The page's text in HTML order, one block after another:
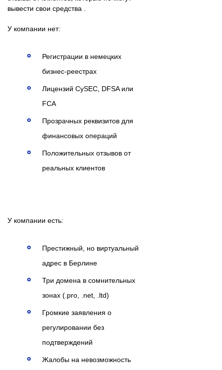
вывести свои средства .
У компании нет:
Регистрации в немецких
бизнес-реестрах
Лицензий CySEC, DFSA или
FCA
Прозрачных реквизитов для
финансовых операций
Положительных отзывов от
реальных клиентов
У компании есть:
Престижный, но виртуальный
адрес в Берлине
Три домена в сомнительных
зонах (.pro, .net, .ltd)
Громкие заявления о
регулировании без
подтверждений
Жалобы на невозможность